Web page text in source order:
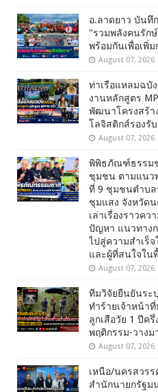
อ.ลาดยาว บันทึ
"รวมพลังคนรัก
พร้อมกันเพื่อเพิ่ม
August 07, 2026
ท่าเรือแหลมฉบั
งานหลักสูตร
พัฒนาโครงสร้า
โลจิสติกส์รองรับ
August 07, 2026
พิพิธภัณฑ์ธรรม
ชุมชน ตามแนว
ที่ 9 ชุมชนตำบล
ชุมแสง จังหวัด
เล่าเรื่องราวคว
ปัญหา แนวทาง
ไปสู่ความสำเร็
และผู้ที่สนใจใน
August 07, 2026
ทีมวิจัยยืนยันระ
ทำร้ายเจ้าหน้า
ลูกเสือวัย 1 ปีครึ่
พฤติกรรม-วางม
August 07, 2026
เหนือ/นครสวร
สำนักนายกรัฐม